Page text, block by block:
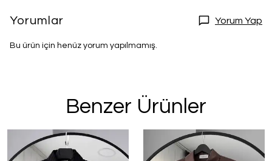
Yorumlar Yorum Yap
Bu ürün için henüz yorum yapılmamış.
Benzer Ürünler